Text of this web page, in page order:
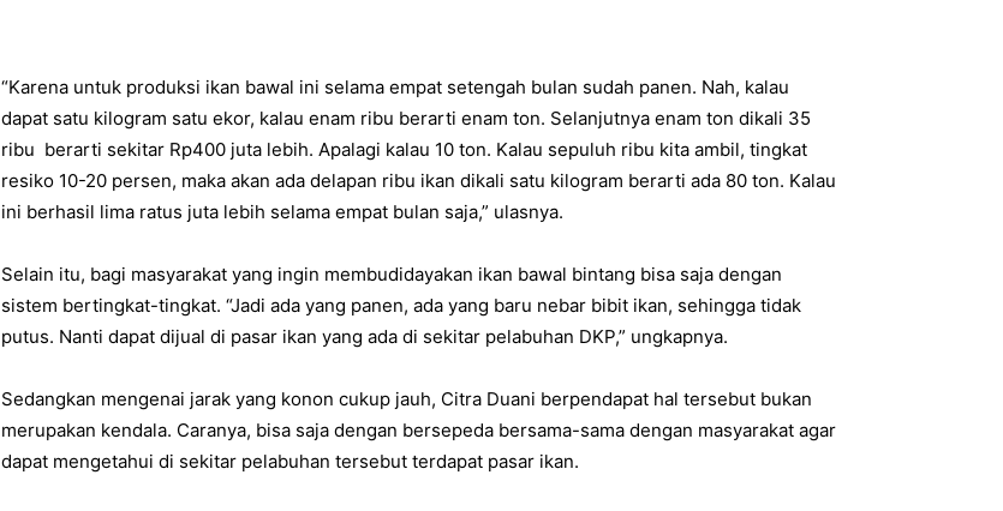
“Karena untuk produksi ikan bawal ini selama empat setengah bulan sudah panen. Nah, kalau
dapat satu kilogram satu ekor, kalau enam ribu berarti enam ton. Selanjutnya enam ton dikali 35
ribu berarti sekitar Rp400 juta lebih. Apalagi kalau 10 ton. Kalau sepuluh ribu kita ambil, tingkat
resiko 10-20 persen, maka akan ada delapan ribu ikan dikali satu kilogram berarti ada 80 ton. Kalau
ini berhasil lima ratus juta lebih selama empat bulan saja,” ulasnya.
Selain itu, bagi masyarakat yang ingin membudidayakan ikan bawal bintang bisa saja dengan
sistem bertingkat-tingkat. “Jadi ada yang panen, ada yang baru nebar bibit ikan, sehingga tidak
putus. Nanti dapat dijual di pasar ikan yang ada di sekitar pelabuhan DKP,” ungkapnya.
Sedangkan mengenai jarak yang konon cukup jauh, Citra Duani berpendapat hal tersebut bukan
merupakan kendala. Caranya, bisa saja dengan bersepeda bersama-sama dengan masyarakat agar
dapat mengetahui di sekitar pelabuhan tersebut terdapat pasar ikan.